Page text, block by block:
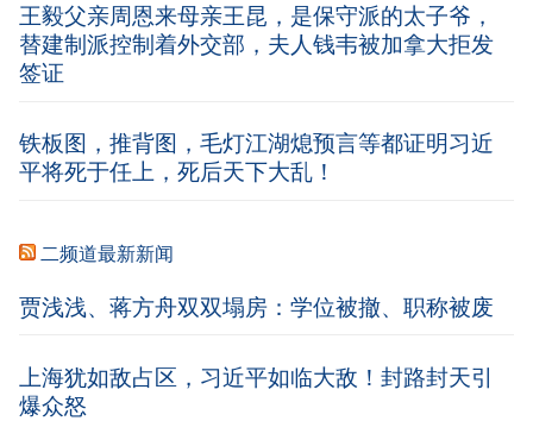
王毅父亲周恩来母亲王昆，是保守派的太子爷，
替建制派控制着外交部，夫人钱韦被加拿大拒发
签证
铁板图，推背图，毛灯江湖熄预言等都证明习近
平将死于任上，死后天下大乱！
二频道最新新闻
贾浅浅、蒋方舟双双塌房：学位被撤、职称被废
上海犹如敌占区，习近平如临大敌！封路封天引
爆众怒